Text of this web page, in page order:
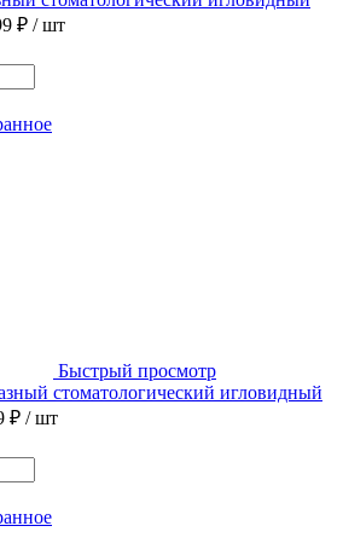
₽ / шт
Быстрый просмотр
стоматологический игловидный
₽ / шт